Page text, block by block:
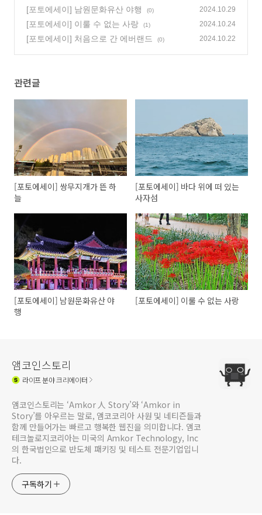
[포토에세이] 남원문화유산 야행 (0) 2024.10.29
[포토에세이] 이룰 수 없는 사랑 (1) 2024.10.24
[포토에세이] 처음으로 간 에버랜드 (0) 2024.10.22
관련글
[포토에세이] 쌍무지개가 뜬 하
늘
[포토에세이] 바다 위에 떠 있는
사자섬
[포토에세이] 남원문화유산 야
행
[포토에세이] 이룰 수 없는 사랑
앰코인스토리
라이프분야 크리에이터
앰코인스토리는 ‘Amkor 人 Story’와 ‘Amkor in
Story’를 아우르는 말로, 앰코코리아 사원 및 네티즌들과
함께 만들어가는 빠르고 행복한 웹진을 의미합니다. 앰코
테크놀로지코리아는 미국의 Amkor Technology, Inc
의 한국법인으로 반도체 패키징 및 테스트 전문기업입니
다.
구독하기